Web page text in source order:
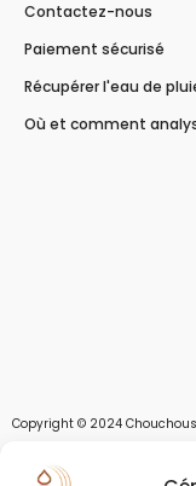
Contactez-nous
Paiement sécurisé
Récupérer l'eau de
Où et comment
Copyright © 2024
Les chouchous d’Esa vous